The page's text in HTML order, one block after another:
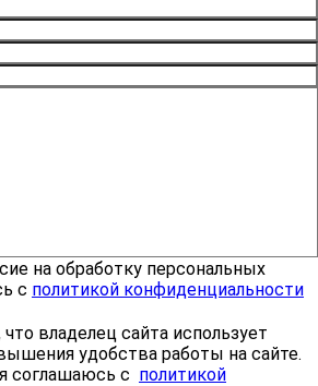
на обработку персональных
с политикой конфиденциальности
владелец сайта использует
удобства работы на сайте.
соглашаюсь с политикой